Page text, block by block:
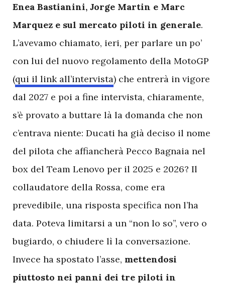
Enea Bastianini, Jorge Martin e Marc
Marquez e sul mercato piloti in generale.
L’avevamo chiamato, ieri, per parlare un po’
con lui del nuovo regolamento della MotoGP
(qui il link all’intervista) che entrerà in vigore
dal 2027 e poi a fine intervista, chiaramente,
s’è provato a buttare là la domanda che non
c’entrava niente: Ducati ha già deciso il nome
del pilota che affiancherà Pecco Bagnaia nel
box del Team Lenovo per il 2025 e 2026? Il
collaudatore della Rossa, come era
prevedibile, una risposta specifica non l’ha
data. Poteva limitarsi a un “non lo so”, vero o
bugiardo, o chiudere lì la conversazione.
Invece ha spostato l’asse, mettendosi
piuttosto nei panni dei tre piloti in